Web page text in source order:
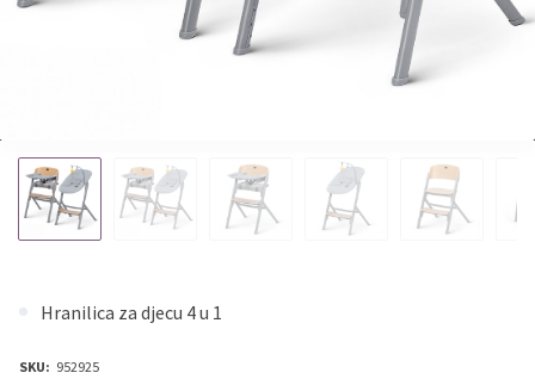
Hranilica za djecu 4 u 1
SKU: 952925